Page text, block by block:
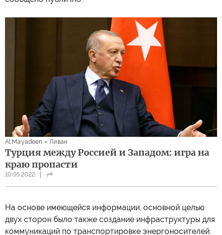
Al Mayadeen Ливан
Турция между Россией и Западом: игра на
краю пропасти
10.05.2022
На основе имеющейся информации, основной целью
двух сторон было также создание инфраструктуры для
коммуникаций по транспортировке энергоносителей.